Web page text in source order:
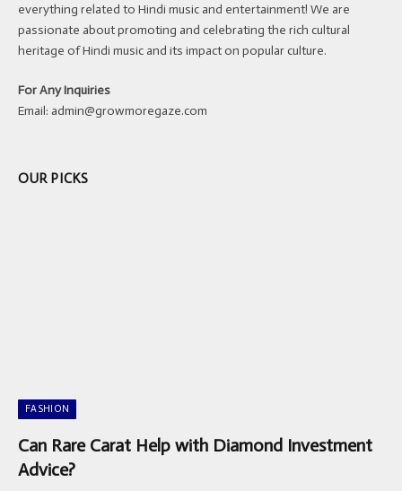
everything related to Hindi music and entertainment! We are
passionate about promoting and celebrating the rich cultural
heritage of Hindi music and its impact on popular culture.
For Any Inquiries
Email: admin@growmoregaze.com
OUR PICKS
FASHION
Can Rare Carat Help with Diamond Investment
Advice?